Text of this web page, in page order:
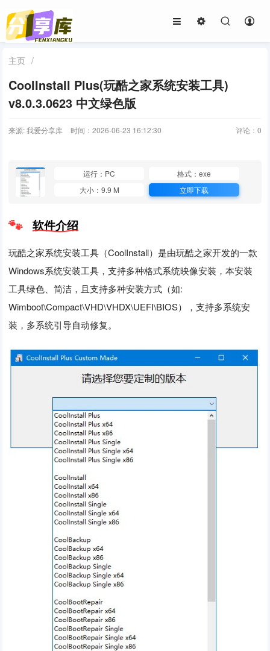
主页 /
CoolInstall Plus(玩酷之家系统安装工具)
v8.0.3.0623 中文绿色版
来源: 我爱分享库 时间：2026-06-23 16:12:30 评论： 0
运行：PC
格式：exe
大小：9.9 M
立即下载
软件介绍
玩酷之家系统安装工具（CoolInstall）是由玩酷之家开发的一款
Windows系统安装工具，支持多种格式系统映像安装，本安装
工具绿色、简洁，且支持多种安装方式（如:
Wimboot\Compact\VHD\VHDX\UEFI\BIOS），支持多系统安
装，多系统引导自动修复。